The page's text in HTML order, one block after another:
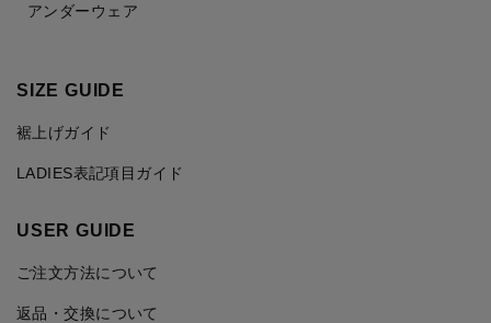
アンダーウェア
SIZE GUIDE
裾上げガイド
LADIES表記項目ガイド
USER GUIDE
ご注文方法について
返品・交換について